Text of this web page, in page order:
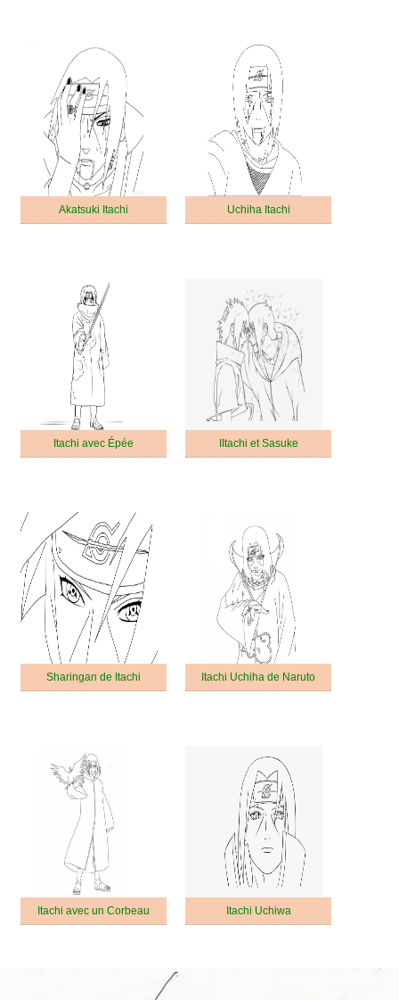
Akatsuki Itachi Uchiha Itachi
Itachi avec Épée IItachi et Sasuke
Sharingan de Itachi Itachi Uchiha de Naruto
Itachi avec un Corbeau Itachi Uchiwa